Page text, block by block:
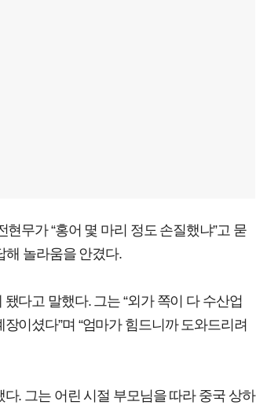
무가 “홍어 몇 마리 정도 손질했냐”고 묻
해 놀라움을 안겼다.
다고 말했다. 그는 “외가 쪽이 다 수산업
이셨다”며 “엄마가 힘드니까 도와드리려
. 그는 어린 시절 부모님을 따라 중국 상하